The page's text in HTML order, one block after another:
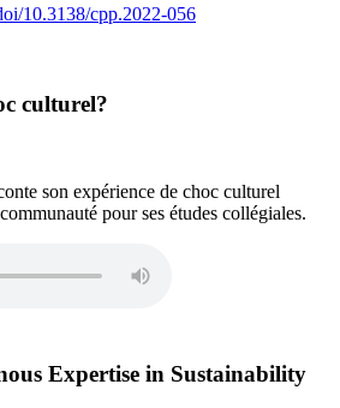
10.3138/cpp.2022-056
culturel?
son expérience de choc culturel
pour ses études collégiales.
Expertise in Sustainability